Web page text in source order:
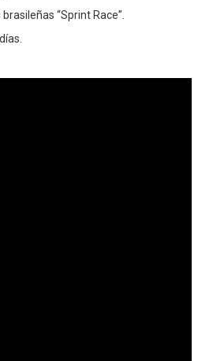
“Sprint Race”.